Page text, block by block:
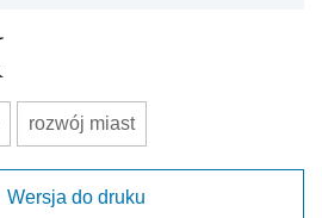
rozwój miast
Wersja do druku